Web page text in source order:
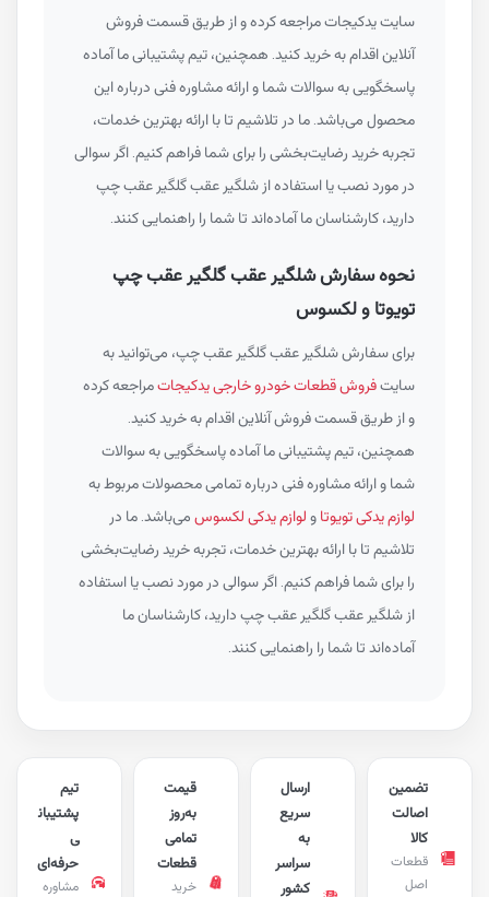
سایت یدکیجات مراجعه کرده و از طریق قسمت فروش
آنلاین اقدام به خرید کنید. همچنین، تیم پشتیبانی ما آماده
پاسخگویی به سوالات شما و ارائه مشاوره فنی درباره این
محصول می‌باشد. ما در تلاشیم تا با ارائه بهترین خدمات،
تجربه خرید رضایت‌بخشی را برای شما فراهم کنیم. اگر سوالی
در مورد نصب یا استفاده از شلگیر عقب گلگیر عقب چپ
دارید، کارشناسان ما آماده‌اند تا شما را راهنمایی کنند.
نحوه سفارش شلگیر عقب گلگیر عقب چپ
تویوتا و لکسوس
برای سفارش شلگیر عقب گلگیر عقب چپ، می‌توانید به
سایتفروش قطعات خودرو خارجی یدکیجاتمراجعه کرده
و از طریق قسمت فروش آنلاین اقدام به خرید کنید.
همچنین، تیم پشتیبانی ما آماده پاسخگویی به سوالات
شما و ارائه مشاوره فنی درباره تمامی محصولات مربوط به
لوازم یدکی تویوتاولوازم یدکی لکسوسمی‌باشد. ما در
تلاشیم تا با ارائه بهترین خدمات، تجربه خرید رضایت‌بخشی
را برای شما فراهم کنیم. اگر سوالی در مورد نصب یا استفاده
از شلگیر عقب گلگیر عقب چپ دارید، کارشناسان ما
آماده‌اند تا شما را راهنمایی کنند.
پشتیبان
حرفه‌ای
مشاوره
قیمت
به‌روز
تمامی
قطعات
خرید
ارسال
سریع
سراسر
کشور
تضمین
اصالت
قطعات